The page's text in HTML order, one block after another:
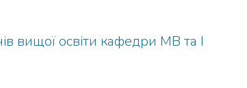
вищої освіти кафедри МВ та І